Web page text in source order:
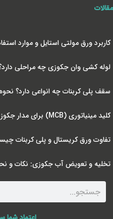
مقالات
کاربرد ورق مولتی استایل و موارد
لوله کشی وان جکوزی چه مراحلی
سقف پلی کربنات چه انواعی دارد؟
کلید مینیاتوری (MCB) برای مدار جکوزی چه کاربردی دارد؟
تفاوت ورق کریستال و پلی کربنات
تخلیه و تعویض آب جکوزی: نکات و